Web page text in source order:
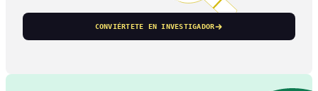
CONVIÉRTETE EN INVESTIGADOR